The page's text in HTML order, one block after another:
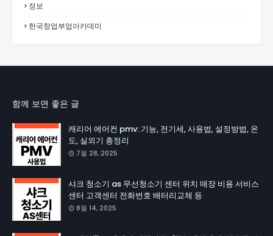
정보
한국창업부업아카데미
함께 보면 좋은 글
캐리어 에어컨 pmv: 기능, 전기세, 사용법, 설정방법, 온
도, 실외기 총정리
7월 28, 2025
샤크 청소기 as 무선청소기 센터 위치 매장 비용 서비스
센터 고객센터 전화번호 배터리교체 등
8월 14, 2025